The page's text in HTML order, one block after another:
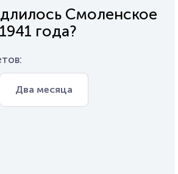
Смоленское
года?
Два месяца